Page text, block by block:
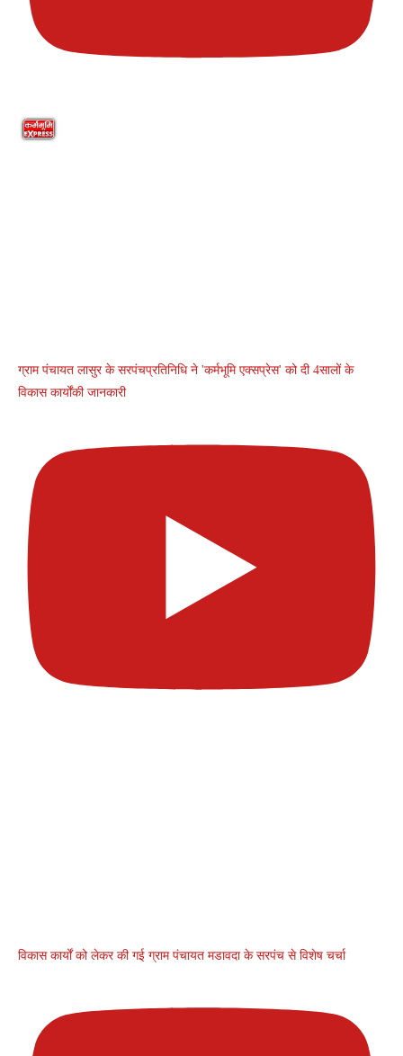
ग्राम पंचायत लासुर के सरपंचप्रतिनिधि ने 'कर्मभूमि एक्सप्रेस' को दी 4सालों के
विकास कार्योंकी जानकारी
विकास कार्यों को लेकर की गई ग्राम पंचायत मडावदा के सरपंच से विशेष चर्चा